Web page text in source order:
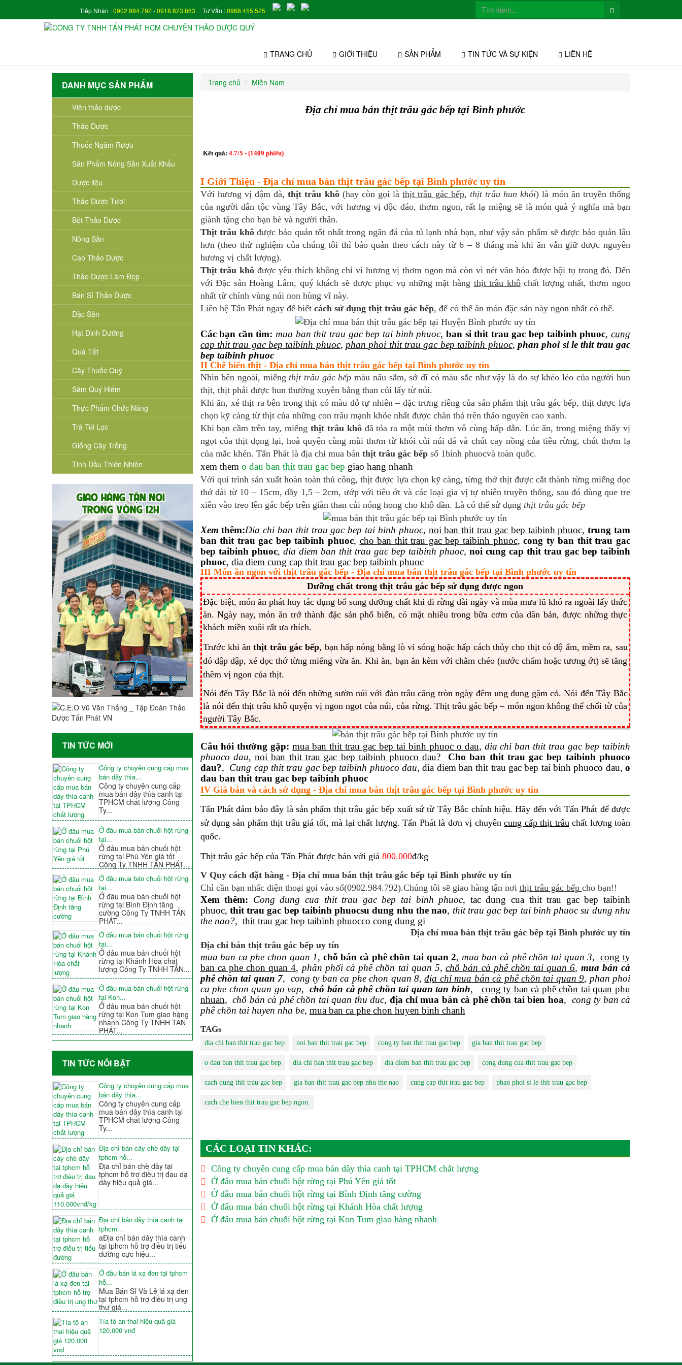
Tiếp Nhận :0902.984.792 -0918.823.863 Tư Vấn :0968.455.525
TRANG CHỦ GIỚI THIỆU SẢN PHẨM TIN TỨC VÀ SỰ KIỆN LIÊN HỆ
DANH MỤC SẢN PHẨM
Viên thảo dược
Thảo Dược
Thuốc Ngâm Rượu
Sản Phẩm Nông Sản Xuất Khẩu
Dược liệu
Thảo Dược Tươi
Bột Thảo Dược
Nông Sản
Cao Thảo Dược
Thảo Dược Làm Đẹp
Bán Sỉ Thảo Dược
Đặc Sản
Hạt Dinh Dưỡng
Quà Tết
Cây Thuốc Quý
Sâm Quý Hiếm
Thực Phẩm Chức Năng
Trà Túi Lọc
Giống Cây Trồng
Tinh Dầu Thiên Nhiên
TIN TỨC MỚI
Công ty chuyên cung cấp mua
bán dây thìa...
Công ty chuyên cung cấp
mua bán dây thìa canh tại
TPHCM chất lượng Công
Ty...
Ở đâu mua bán chuối hột rừng
tại...
Ở đâu mua bán chuối hột
rừng tại Phú Yên giá tốt
Công Ty TNHH TẤN PHÁT...
Ở đâu mua bán chuối hột rừng
tại...
Ở đâu mua bán chuối hột
rừng tại Bình Định tăng
cường Công Ty TNHH TẤN
PHÁT...
Ở đâu mua bán chuối hột rừng
tại...
Ở đâu mua bán chuối hột
rừng tại Khánh Hòa chất
lượng Công Ty TNHH TẤN...
Ở đâu mua bán chuối hột rừng
tại Kon...
Ở đâu mua bán chuối hột
rừng tại Kon Tum giao hàng
nhanh Công Ty TNHH TẤN
PHÁT...
TIN TỨC NỐI BẬT
Công ty chuyên cung cấp mua
bán dây thìa...
Công ty chuyên cung cấp
mua bán dây thìa canh tại
TPHCM chất lượng Công
Ty...
Địa chỉ bán cây chè dây tại
tphcm hỗ...
Địa chỉ bán chè dây tại
tphcm hỗ trợ điều trị đau dạ
dày hiệu quả giá...
Địa chỉ bán dây thìa canh tại
tphcm...
aĐịa chỉ bán dây thìa canh
tại tphcm hỗ trợ điều trị tiểu
đường cực hiệu...
Ở đâu bán lá xạ đen tại tphcm
hỗ...
Mua Bán Sỉ Và Lẻ lá xạ đen
tại tphcm hỗ trợ điều trị ung
thư giá...
Tía tô an thai hiệu quả giá
120.000 vnđ
Trang chủ Miền Nam
Địa chỉ mua bán thịt trâu gác bếp tại Bình phước
Kết quả: 4.7/5 - (1409 phiếu)
I Giới Thiệu - Địa chỉ mua bán thịt trâu gác bếp tại Bình phước uy tín
Với hương vị đậm đà,thịt trâu khô(hay còn gọi làthịt trâu gác bếp, thịt trâu hun khói) là món ăn truyền thống
của người dân tộc vùng Tây Bắc, với hương vị độc đáo, thơm ngon, rất lạ miệng sẽ là món quà ý nghĩa mà bạn
giành tặng cho bạn bè và người thân.
Thịt trâu khôđược bảo quản tốt nhất trong ngăn đá của tủ lạnh nhà bạn, như vậy sản phẩm sẽ được bảo quản lâu
hơn (theo thử nghiệm của chúng tôi thì bảo quản theo cách này từ 6 – 8 tháng mà khi ăn vẫn giữ được nguyên
hương vị chất lượng).
Thịt trâu khôđược yêu thích không chỉ vì hương vị thơm ngon mà còn vì nét văn hóa được hội tụ trong đó. Đến
với Đặc sản Hoàng Lâm, quý khách sẽ được phục vụ những mặt hàng thịt trâu khôchất lượng nhất, thơm ngon
nhất từ chính vùng núi non hùng vĩ này.
Liên hệ Tấn Phát ngay để biết cách sử dụng thịt trâu gác bếp, để có thể ăn món đặc sản này ngon nhất có thể.
Các bạn cần tìm: mua ban thit trau gac bep tai binh phuoc, ban si thit trau gac bep taibinh phuoc,cung
cap thit trau gac bep taibinh phuoc, phan phoi thit trau gac bep taibinh phuoc, phan phoi si le thit trau gac
bep taibinh phuoc
II Chế biến thịt - Địa chỉ mua bán thịt trâu gác bếp tại Bình phước uy tín
Nhìn bên ngoài, miếng thịt trâu gác bếp màu nâu sẫm, sở dĩ có màu sắc như vậy là do sự khéo léo của người hun
thịt, thịt phải được hun thường xuyên bằng than củi lấy từ núi.
Khi ăn, xé thịt ra bên trong thịt có màu đỏ tự nhiên – đặc trưng riêng của sản phẩm thịt trâu gác bếp, thịt được lựa
chọn kỹ càng từ thịt của những con trâu mạnh khỏe nhất được chăn thả trên thảo nguyên cao xanh.
Khi bạn cầm trên tay, miếng thịt trâu khôđã tỏa ra một mùi thơm vô cùng hấp dẫn. Lúc ăn, trong miệng thấy vị
ngọt của thịt đọng lại, hoà quyện cùng mùi thơm từ khói củi núi đá và chút cay nồng của tiêu rừng, chút thơm lạ
của mắc khén. Tấn Phát là địa chỉ mua bán thịt trâu gác bếpsố 1binh phuocvà toàn quốc.
xem them o dau ban thit trau gac bep giao hang nhanh
Với qui trình sản xuất hoàn toàn thủ công, thịt được lựa chọn kỹ càng, từng thớ thịt được cắt thành từng miếng dọc
thớ dài từ 10 – 15cm, dầy 1,5 – 2cm, ướp với tiêu ớt và các loại gia vị tự nhiên truyền thống, sau đó dùng que tre
xiên vào treo lên gác bếp trên giàn than củi nóng hong cho khô dần. Là có thể sử dụng thịt trâu gác bếp
Xemthêm:Dia chi ban thit trau gac bep tai binh phuoc, noi ban thit trau gac bep taibinh phuoc, trung tam
ban thit trau gac bep taibinh phuoc, cho ban thit trau gac bep taibinh phuoc,cong ty ban thit trau gac
bep taibinh phuoc, dia diem ban thit trau gac bep taibinh phuoc, noi cung cap thit trau gac bep taibinh
phuoc, dia diem cung cap thit trau gac bep taibinh phuoc
III Món ăn ngon với thịt trâu gác bếp - Địa chỉ mua bán thịt trâu gác bếp tại Bình phước uy tín
Dưỡng chất trong thịt trâu gác bếp sử dụng được ngon
Đặc biệt, món ăn phát huy tác dụng bổ sung dưỡng chất khi đi rừng dài ngày và mùa mưa lũ khó ra ngoài lấy thức
ăn. Ngày nay, món ăn trở thành đặc sản phổ biến, có mặt nhiều trong bữa cơm của dân bản, được những thực
khách miền xuôi rất ưa thích.
Trước khi ănthịt trâu gác bếp, bạn hấp nóng bằng lò vi sóng hoặc hấp cách thủy cho thịt có độ ẩm, mềm ra, sau
đó đập dập, xé dọc thớ từng miếng vừa ăn. Khi ăn, bạn ăn kèm với chẳm chéo (nước chấm hoặc tương ớt) sẽ tăng
thêm vị ngon của thịt.
Nói đến Tây Bắc là nói đến những sườn núi với đàn trâu căng tròn ngày đêm ung dung gặm cỏ. Nói đến Tây Bắc
là nói đến thịt trâu khô quyện vị ngon ngọt của núi, của rừng. Thịt trâu gác bếp – món ngon không thể chối từ của
người Tây Bắc.
Câu hỏi thường gặp: mua ban thit trau gac bep tai binh phuoc o dau, dia chi ban thit trau gac bep taibinh
phuoco dau,noi ban thit trau gac bep taibinh phuoco dau?
Cho ban thit trau gac bep taibinh phuoco
dau?, Cung cap thit trau gac bep taibinh phuoco dau, dia diem ban thit trau gac bep tai binh phuoco dau,o
dau ban thit trau gac bep taibinh phuoc
IV Giá bán và cách sử dụng - Địa chỉ mua bán thịt trâu gác bếp tại Bình phước uy tín
Tấn Phát đảm bảo đây là sản phẩm thịt trâu gác bếp xuất sứ từ Tây Bắc chính hiệu. Hãy đến với Tấn Phát để được
sử dụng sản phẩm thịt trâu giá tốt, mà lại chất lượng. Tấn Phát là đơn vị chuyêncung cấp thịt trâuchất lượng toàn
quốc.
Thịt trâu gác bếp của Tấn Phát được bán với giá 800.000đ/kg
V Quy cách đặt hàng - Địa chỉ mua bán thịt trâu gác bếp tại Bình phước uy tín
Chỉ cần bạn nhấc điện thoại gọi vào số(0902.984.792).Chúng tôi sẽ giao hàng tận nơi thịt trâu gác bếp cho bạn!!
Xem thêm: Cong dung cua thit trau gac bep tai binh phuoc, tac dung cua thit trau gac bep taibinh
phuoc, thit trau gac bep taibinh phuocsu dung nhu the nao, thit trau gac bep tai binh phuoc su dung nhu
the nao?, thit trau gac bep taibinh phuocco cong dung gi
Địa chỉ mua bán thịt trâu gác bếp tại Bình phước uy tín
Địa chỉ bán thịt trâu gác bếp uy tín
mua ban ca phe chon quan 1, chỗ bán cà phê chồn tai quan 2, mua ban cà phê chồn tai quan 3, cong ty
ban ca phe chon quan 4, phân phối cà phê chồn tai quan 5,chỗ bán cà phê chồn tai quan 6, mua bán cà
phê chồn tai quan 7, cong ty ban ca phe chon quan 8,địa chỉ mua bán cà phê chồn tai quan 9, phan phoi
ca phe chon quan go vap,chỗ bán cà phê chồn tai quan tan binh,
cong ty ban cà phê chồn tai quan phu
nhuan,chỗ bán cà phê chồn tai quan thu duc, địa chỉ mua bán cà phê chồn tai bien hoa, cong ty ban cà
phê chồn tai huyen nha be, mua ban ca phe chon huyen binh chanh
TAGs
dia chi ban thit trau gac bep noi ban thit trau gac bep cong ty ban thit trau gac bep gia ban thit trau gac bep
o dau ban thit trau gac bep dia chi ban thit trau gac bep dia diem ban thit trau gac bep cong dung cua thit trau gac bep
cach dung thit trau gac bep gia ban thit trau gac bep nhu the nao cung cap thit trau gac bep phan phoi si le thit trau gac bep
cach che bien thit trau gac bep ngon.
CÁC LOẠI TIN KHÁC:
Công ty chuyên cung cấp mua bán dây thìa canh tại TPHCM chất lượng
Ở đâu mua bán chuối hột rừng tại Phú Yên giá tốt
Ở đâu mua bán chuối hột rừng tại Bình Định tăng cường
Ở đâu mua bán chuối hột rừng tại Khánh Hòa chất lượng
Ở đâu mua bán chuối hột rừng tại Kon Tum giao hàng nhanh